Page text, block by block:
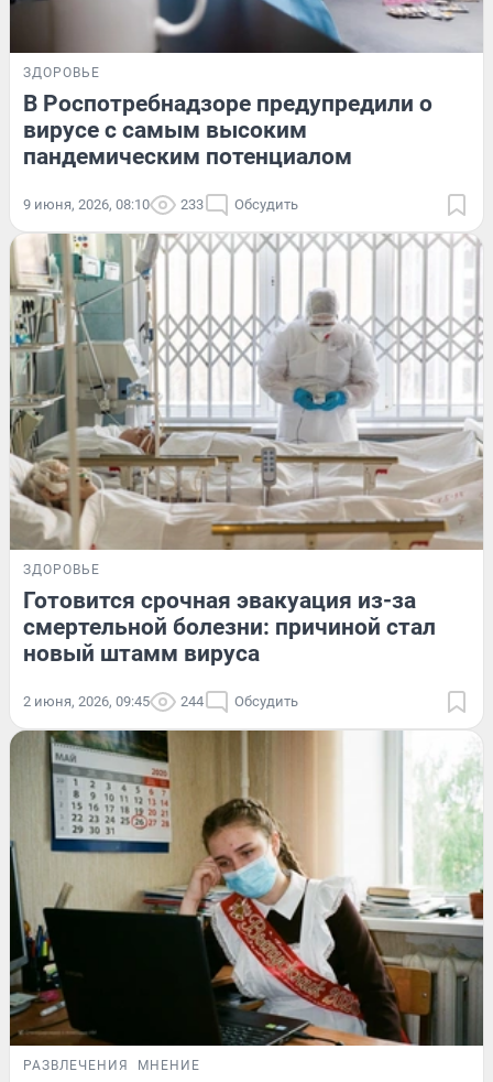
ЗДОРОВЬЕ
В Роспотребнадзоре предупредили о
вирусе с самым высоким
пандемическим потенциалом
9 июня, 2026, 08:10 233 Обсудить
ЗДОРОВЬЕ
Готовится срочная эвакуация из-за
смертельной болезни: причиной стал
новый штамм вируса
2 июня, 2026, 09:45 244 Обсудить
РАЗВЛЕЧЕНИЯ МНЕНИЕ